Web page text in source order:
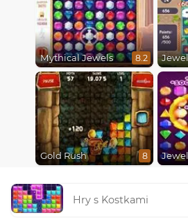
Mythical Jewels 8.2
Gold Rush 8
Hry s Kostkami